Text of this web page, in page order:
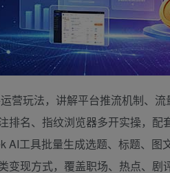
营玩法，讲解平台推流机制、
名、指纹浏览器多开实操，配
工具批量生成选题、标题、图
现方式，覆盖职场、热点、剧